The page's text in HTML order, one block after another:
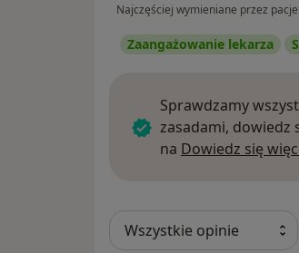
Najczęściej wymieniane przez
Zaangażowanie lekarza
Sprawdzamy
zasadami, dowiedz
na Dowiedz się